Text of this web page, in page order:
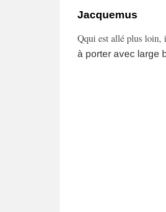
Jacquemus
Qqui est allé plus loin,
à porter avec large